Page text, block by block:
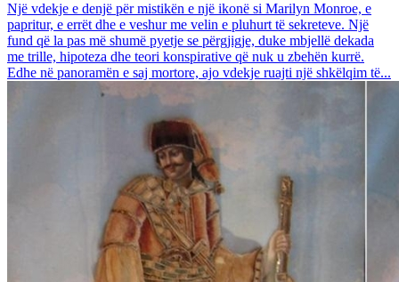
Një vdekje e denjë për mistikën e një ikonë si Marilyn Monroe, e
papritur, e errët dhe e veshur me velin e pluhurt të sekreteve. Një
fund që la pas më shumë pyetje se përgjigje, duke mbjellë dekada
me trille, hipoteza dhe teori konspirative që nuk u zbehën kurrë.
Edhe në panoramën e saj mortore, ajo vdekje ruajti një shkëlqim të...